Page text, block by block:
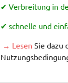
✔ Verbreitung in
✔ schnelle und
→ Lesen Sie dazu